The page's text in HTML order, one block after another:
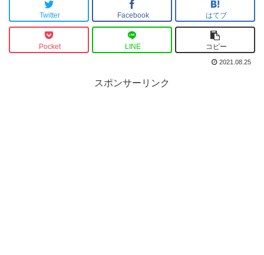
Twitter Facebook はてブ
Pocket LINE コピー
2021.08.25
スポンサーリンク